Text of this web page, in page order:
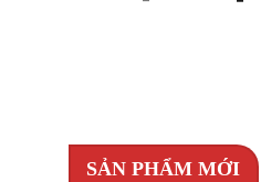
SẢN PHẨM MỚI